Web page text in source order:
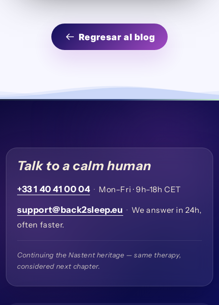
Regresar al blog
Talk to a calm human
+33 1 40 41 00 04 · Mon–Fri · 9h–18h CET
support@back2sleep.eu · We answer in 24h,
often faster.
Continuing the Nastent heritage — same therapy,
considered next chapter.